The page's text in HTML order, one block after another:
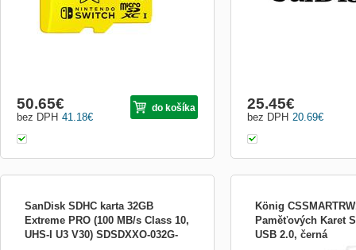
41.18€
bez DPH
50.65€ do košíka
20.69€
bez DPH
25.45€
SanDisk SDHC karta 32GB
Extreme PRO (100 MB/s Class 10,
UHS-I U3 V30) SDSDXXO-032G-
König
Paměťových Karet
USB 2.0, černá